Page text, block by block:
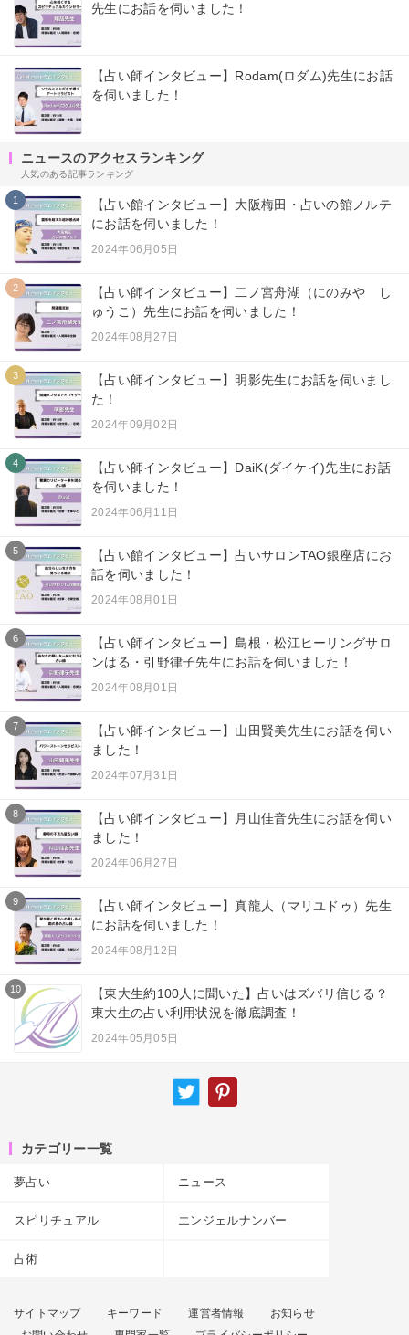
先生にお話を伺いました！
【占い師インタビュー】Rodam(ロダム)先生にお話
を伺いました！
ニュースのアクセスランキング
人気のある記事ランキング
1
【占い館インタビュー】大阪梅田・占いの館ノルテ
にお話を伺いました！
2024年06月05日
2
【占い師インタビュー】二ノ宮舟湖（にのみや し
ゅうこ）先生にお話を伺いました！
2024年08月27日
3
【占い師インタビュー】明影先生にお話を伺いまし
た！
2024年09月02日
4
【占い師インタビュー】DaiK(ダイケイ)先生にお話
を伺いました！
2024年06月11日
5
【占い館インタビュー】占いサロンTAO銀座店にお
話を伺いました！
2024年08月01日
6
【占い師インタビュー】島根・松江ヒーリングサロ
ンはる・引野律子先生にお話を伺いました！
2024年08月01日
7
【占い師インタビュー】山田賢美先生にお話を伺い
ました！
2024年07月31日
8
【占い師インタビュー】月山佳音先生にお話を伺い
ました！
2024年06月27日
9
【占い師インタビュー】真龍人（マリユドゥ）先生
にお話を伺いました！
2024年08月12日
10
【東大生約100人に聞いた】占いはズバリ信じる？
東大生の占い利用状況を徹底調査！
2024年05月05日
カテゴリー一覧
夢占い ニュース
スピリチュアル エンジェルナンバー
占術
サイトマップ キーワード 運営者情報
お知らせ